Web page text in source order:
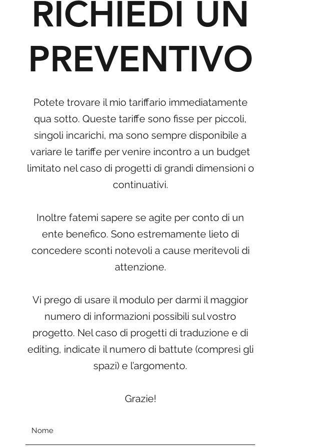
RICHIEDI UN
PREVENTIVO
Potete trovare il mio tariffario immediatamente
qua sotto. Queste tariffe sono fisse per piccoli,
singoli incarichi, ma sono sempre disponibile a
variare le tariffe per venire incontro a un budget
limitato nel caso di progetti di grandi dimensioni o
continuativi.
Inoltre fatemi sapere se agite per conto di un
ente benefico. Sono estremamente lieto di
concedere sconti notevoli a cause meritevoli di
attenzione.
Vi prego di usare il modulo per darmi il maggior
numero di informazioni possibili sul vostro
progetto. Nel caso di progetti di traduzione e di
editing, indicate il numero di battute (compresi gli
spazi) e l’argomento.
Grazie!